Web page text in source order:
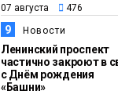
07 августа 476
9 Новости
Ленинский проспект
частично закроют в
с Днём рождения
«Башни»